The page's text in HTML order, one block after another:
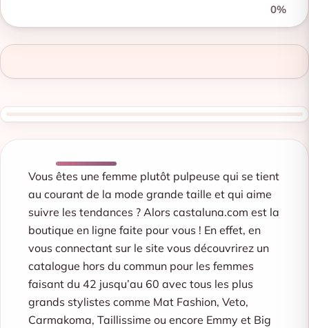
Vous êtes une femme plutôt pulpeuse qui se tient
au courant de la mode grande taille et qui aime
suivre les tendances ? Alors castaluna.com est la
boutique en ligne faite pour vous ! En effet, en
vous connectant sur le site vous découvrirez un
catalogue hors du commun pour les femmes
faisant du 42 jusqu’au 60 avec tous les plus
grands stylistes comme Mat Fashion, Veto,
Carmakoma, Taillissime ou encore Emmy et Big
0%